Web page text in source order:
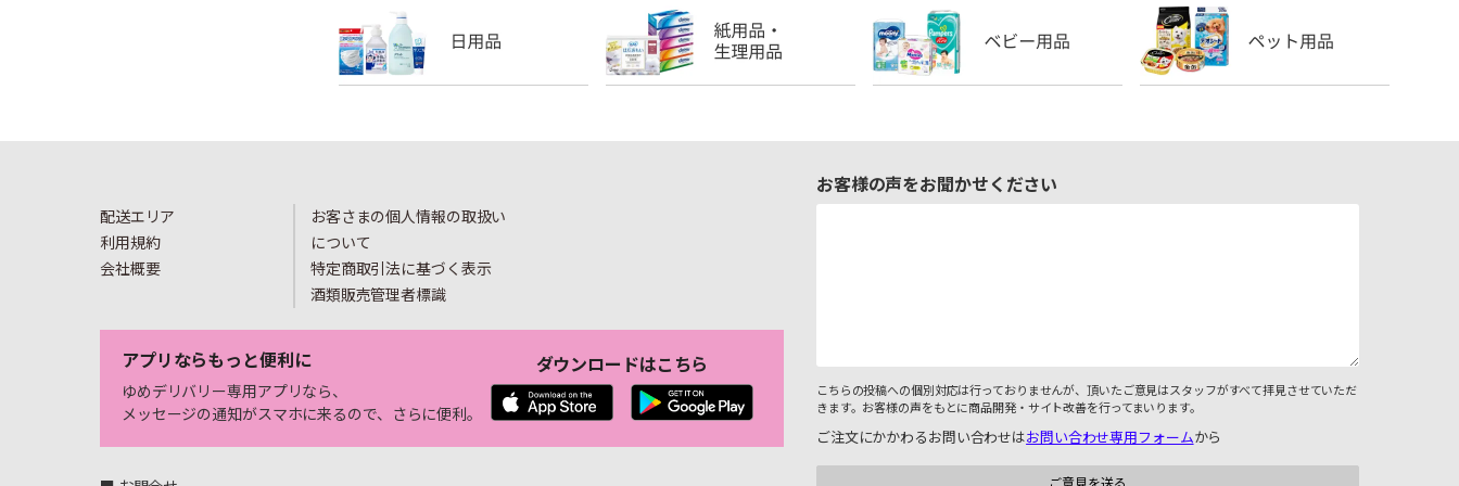
配送エリア
利用規約
会社概要
お客さまの個人情報の取扱い
について
特定商取引法に基づく表示
酒類販売管理者標識
アプリならもっと便利に
ゆめデリバリー専用アプリなら、
メッセージの通知がスマホに来るので、さらに便利。
ダウンロードはこちら
お客様の声をお聞かせください
こちらの投稿への個別対応は行っておりませんが、頂いたご意見はスタッフがすべて拝見させていただ
きます。お客様の声をもとに商品開発・サイト改善を行ってまいります。
ご注文にかかわるお問い合わせはお問い合わせ専用フォームから